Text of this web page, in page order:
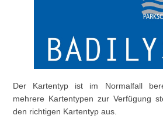
Der Kartentyp ist im Normalfall
mehrere Kartentypen zur Verfügung
den richtigen Kartentyp aus.